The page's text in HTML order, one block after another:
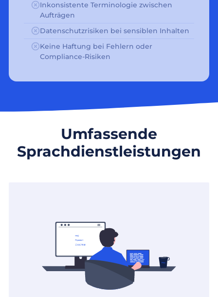
Inkonsistente Terminologie zwischen
Aufträgen
Datenschutzrisiken bei sensiblen Inhalten
Keine Haftung bei Fehlern oder
Compliance-Risiken
Umfassende
Sprachdienstleistungen